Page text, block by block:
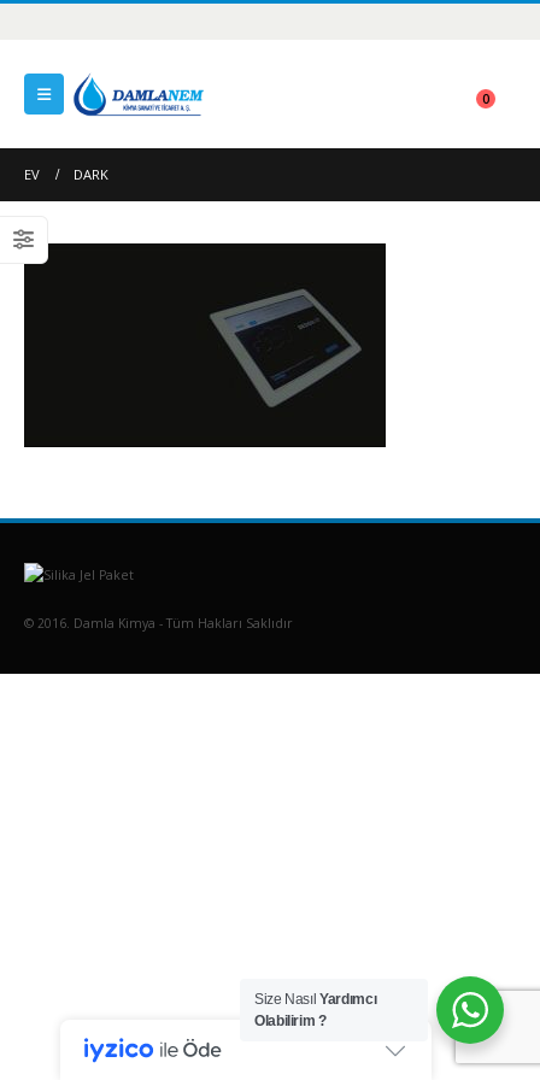
0
EV DARK
© 2016. Damla Kimya - Tüm Hakları Saklıdır
Size NasılYardımcı
Olabilirim ?